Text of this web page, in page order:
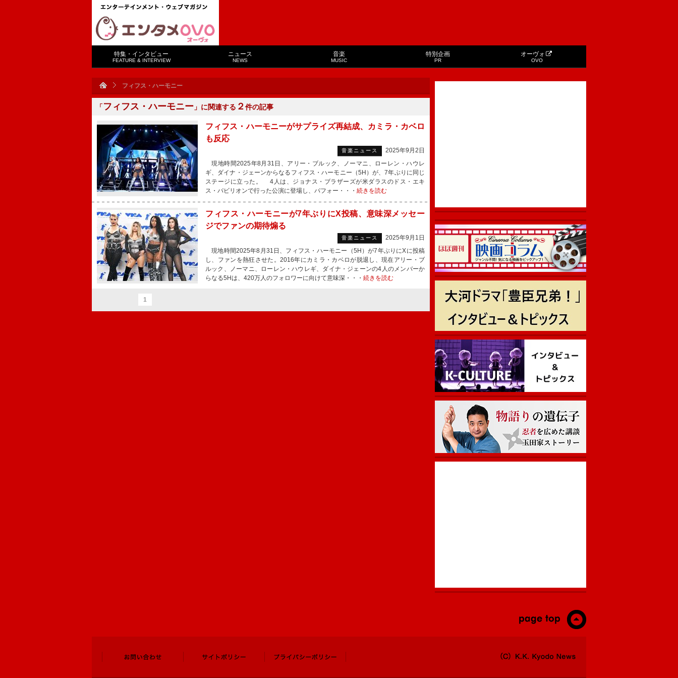
特集・インタビュー
FEATURE & INTERVIEW
ニュース
NEWS
音楽
MUSIC
特別企画
PR
オーヴォ
OVO
フィフス・ハーモニー
「フィフス・ハーモニー 」に関連する ２件の記事
フィフス・ハーモニーがサプライズ再結成、カミラ・カベロ
も反応
音楽ニュース
2025年9月2日
現地時間2025年8月31日、アリー・ブルック、ノーマニ、ローレン・ハウレ
ギ、ダイナ・ジェーンからなるフィフス・ハーモニー（5H）が、7年ぶりに同じ
ステージに立った。 4人は、ジョナス・ブラザーズが米ダラスのドス・エキ
ス・パビリオンで行った公演に登場し、パフォー・・・ 続きを読む
フィフス・ハーモニーが7年ぶりにX投稿、意味深メッセー
ジでファンの期待煽る
音楽ニュース
2025年9月1日
現地時間2025年8月31日、フィフス・ハーモニー（5H）が7年ぶりにXに投稿
し、ファンを熱狂させた。2016年にカミラ・カベロが脱退し、現在アリー・ブ
ルック、ノーマニ、ローレン・ハウレギ、ダイナ・ジェーンの4人のメンバーか
らなる5Hは、420万人のフォロワーに向けて意味深・・・ 続きを読む
1